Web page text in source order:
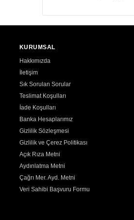
KURUMSAL
Hakkımızda
İletişim
Sık Sorulan Sorular
Teslimat Koşulları
İade Koşulları
Banka Hesaplarımız
Gizlilik Sözleşmesi
Gizlilik ve Çerez Politikası
Açık Rıza Metni
Aydınlatma Metni
Çağrı Mer. Ayd. Metni
Veri Sahibi Başvuru Formu